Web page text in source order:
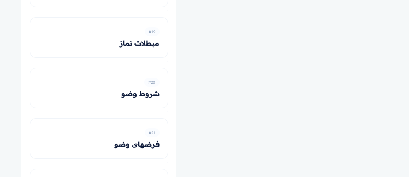
#19
مبطلات نماز
#20
شروط وضو
#21
فرض­های وضو